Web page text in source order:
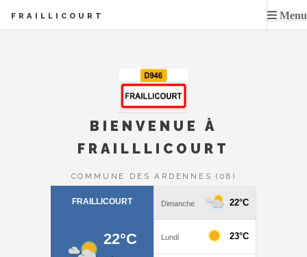
FRAILLICOURT Menu
BIENVENUE À
FRAILLLICOURT
COMMUNE DES ARDENNES (08)